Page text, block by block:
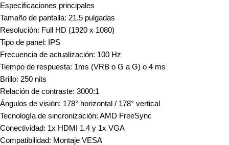
Especificaciones principales
Tamaño de pantalla: 21.5 pulgadas
Resolución: Full HD (1920 x 1080)
Tipo de panel: IPS
Frecuencia de actualización: 100 Hz
Tiempo de respuesta: 1ms (VRB o G a G) o 4 ms
Brillo: 250 nits
Relación de contraste: 3000:1
Ángulos de visión: 178° horizontal / 178° vertical
Tecnología de sincronización: AMD FreeSync
Conectividad: 1x HDMI 1.4 y 1x VGA
Compatibilidad: Montaje VESA